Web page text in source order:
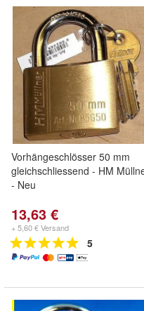
Vorhängeschlösser 50 mm
gleichschliessend - HM
- Neu
13,63 €
+ 5,60 € Versand
5